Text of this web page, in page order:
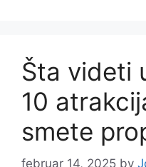
Šta videti
10
smete
februar 14, 2025 by